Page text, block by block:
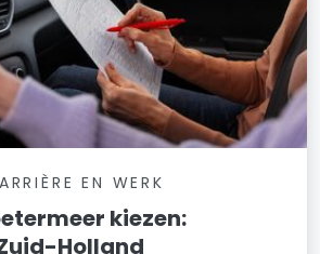
EN WERK
kiezen:
Holland